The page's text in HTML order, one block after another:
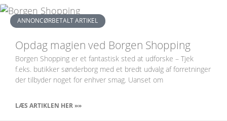
ANNONCØRBETALT ARTIKEL
Opdag magien ved Borgen Shopping
Borgen Shopping er et fantastisk sted at udforske – Tjek
f.eks. butikker sønderborg med et bredt udvalg af forretninger
der tilbyder noget for enhver smag. Uanset om
LÆS ARTIKLEN HER »»